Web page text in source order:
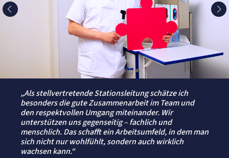
„Als stellvertretende Stationsleitung schätze ich
besonders die gute Zusammenarbeit im Team und
den respektvollen Umgang miteinander. Wir
unterstützen uns gegenseitig – fachlich und
menschlich. Das schafft ein Arbeitsumfeld, in dem man
sich nicht nur wohlfühlt, sondern auch wirklich
wachsen kann.“